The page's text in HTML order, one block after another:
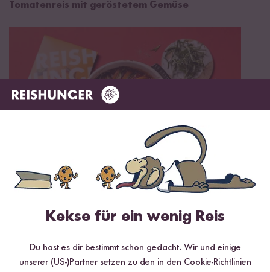
Tomatenreis mit geröstetem Gemüse
RatatouilleKekse für ein wenig Reis
Du hast es dir bestimmt schon gedacht. Wir und einige
unserer (US-)Partner setzen zu den in den Cookie-Richtlinien